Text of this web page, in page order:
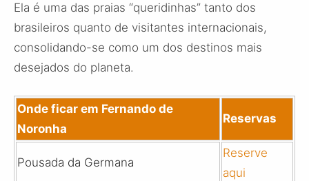
Ela é uma das praias “queridinhas” tanto dos
brasileiros quanto de visitantes internacionais,
consolidando-se como um dos destinos mais
desejados do planeta.
Onde ficar em Fernando de
Noronha
Reservas
Pousada da Germana
Reserve
aqui